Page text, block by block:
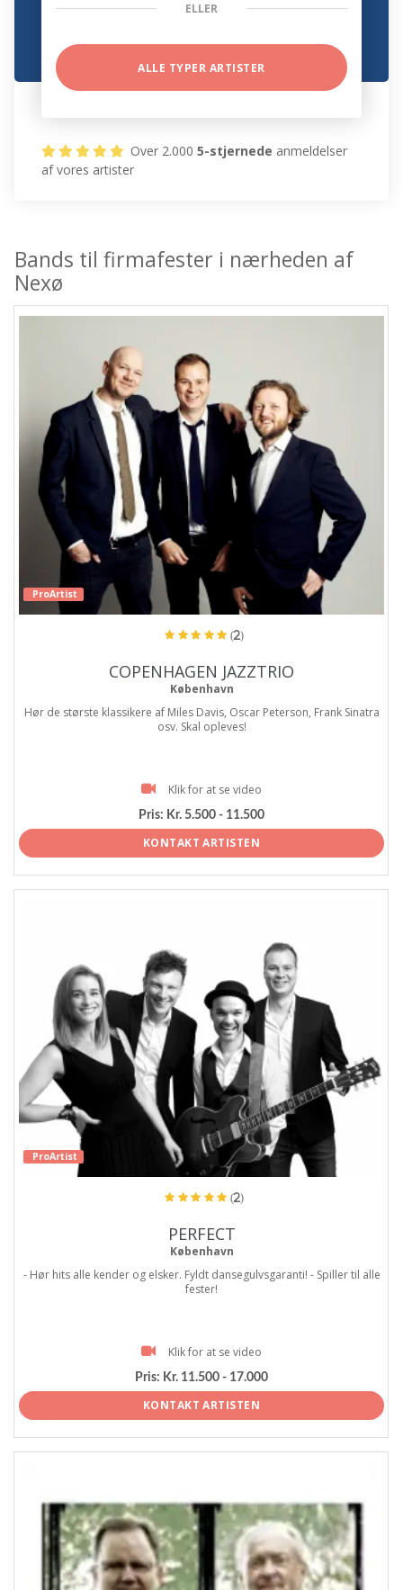
ELLER
ALLE TYPER ARTISTER
Over 2.0005-stjernede anmeldelser
af vores artister
Bands til firmafester i nærheden af
Nexø
ProArtist
(2)
COPENHAGEN JAZZTRIO
København
Hør de største klassikere af Miles Davis, Oscar Peterson, Frank Sinatra
osv. Skal opleves!
Klik for at se video
Pris: Kr. 5.500 - 11.500
KONTAKT ARTISTEN
ProArtist
(2)
PERFECT
København
- Hør hits alle kender og elsker. Fyldt dansegulvsgaranti! - Spiller til alle
fester!
Klik for at se video
Pris: Kr. 11.500 - 17.000
KONTAKT ARTISTEN